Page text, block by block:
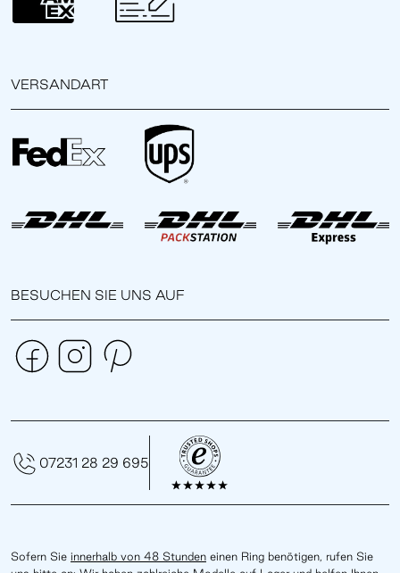
VERSANDART
BESUCHEN SIE UNS AUF
Sofern Sie innerhalb von 48 Stunden einen Ring benötigen, rufen Sie
07231 28 29 695